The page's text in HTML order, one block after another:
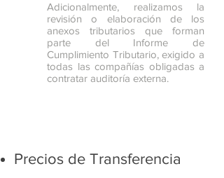
Adicionalmente, realizamos la
revisión o elaboración de los
anexos tributarios que forman
parte del Informe de
Cumplimiento Tributario, exigido a
todas las compañías obligadas a
contratar auditoría externa.
Precios de Transferencia